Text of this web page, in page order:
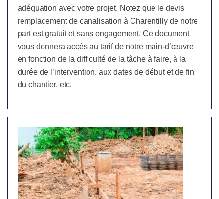
adéquation avec votre projet. Notez que le devis
remplacement de canalisation à Charentilly de notre
part est gratuit et sans engagement. Ce document
vous donnera accès au tarif de notre main-d’œuvre
en fonction de la difficulté de la tâche à faire, à la
durée de l’intervention, aux dates de début et de fin
du chantier, etc.